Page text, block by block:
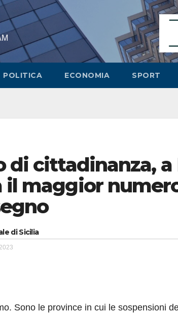
POLITICA ECONOMIA SPORT
di cittadinanza, a
il maggior
di Sicilia
Sono le province in cui le sospensioni